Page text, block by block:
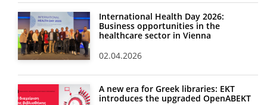
International Health Day 2026:
Business opportunities in the
healthcare sector in Vienna
02.04.2026
A new era for Greek libraries: EKT
introduces the upgraded OpenABEKT